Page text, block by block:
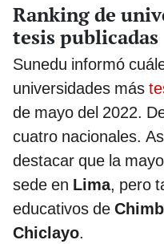
Ranking de
tesis publicadas
Sunedu informó
universidades más
de mayo del 2022.
cuatro nacionales.
destacar que la
sede en Lima, pero
educativos de
Chiclayo.